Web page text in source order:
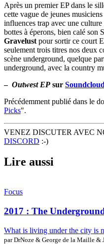
Après un premier EP dans le
cette vague de jeunes
influences trap avec une culture
bottes à éperons, bien calé son
Gravelust pour sortir ce court
seulement trois titres nos deux
scène underground, quelque
underground, avec la country
– Outwest EP sur Soundcloud
Précédemment publié dans le
Picks".
VENEZ DISCUTER AVEC
DISCORD :-)
Lire aussi
Focus
2017 : The
What is living under the city is
par DrNoze & George de la Maille